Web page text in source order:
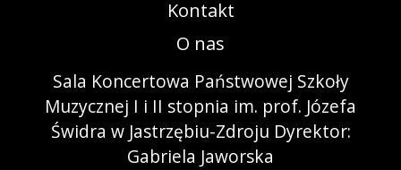
Kontakt
O nas
Sala Koncertowa Państwowej Szkoły
Muzycznej I i II stopnia im. prof. Józefa
Świdra w Jastrzębiu-Zdroju Dyrektor:
Gabriela Jaworska